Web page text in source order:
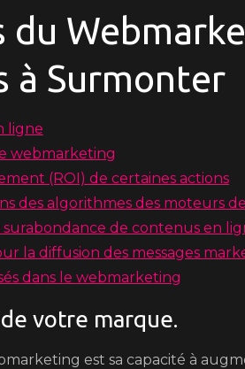
du
à Surmonter
ligne
webmarketing
(ROI) de certaines actions
des algorithmes des moteurs
de contenus en
la diffusion des messages
dans le webmarketing
votre marque.
est sa capacité à